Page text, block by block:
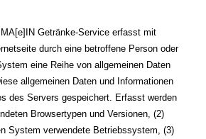
Getränke-Service erfasst mit
durch eine betroffene Person oder
eine Reihe von allgemeinen Daten
allgemeinen Daten und Informationen
des Servers gespeichert. Erfasst werden
Browsertypen und Versionen, (2)
System verwendete Betriebssystem, (3)